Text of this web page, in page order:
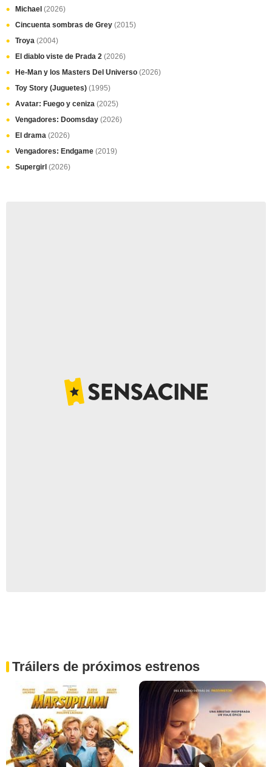
Michael (2026)
Cincuenta sombras de Grey (2015)
Troya (2004)
El diablo viste de Prada 2 (2026)
He-Man y los Masters Del Universo (2026)
Toy Story (Juguetes) (1995)
Avatar: Fuego y ceniza (2025)
Vengadores: Doomsday (2026)
El drama (2026)
Vengadores: Endgame (2019)
Supergirl (2026)
Tráilers de próximos estrenos